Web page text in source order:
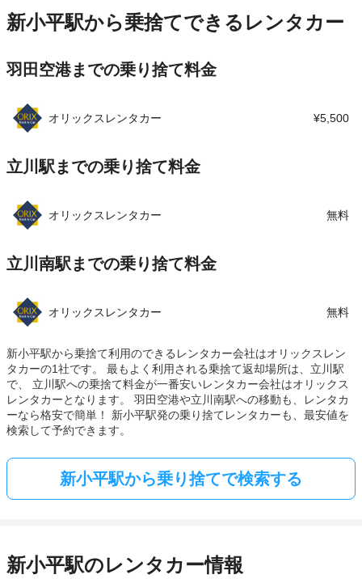
アクセス 鷹の台駅より徒歩で約10分（送迎なし）
店舗詳細 店舗詳細ページはこちら
新小平駅から乗捨てできるレンタカー
羽田空港までの乗り捨て料金
オリックスレンタカー ¥5,500
立川駅までの乗り捨て料金
オリックスレンタカー 無料
立川南駅までの乗り捨て料金
オリックスレンタカー 無料
新小平駅から乗捨て利用のできるレンタカー会社はオリックスレン
タカーの1社です。 最もよく利用される乗捨て返却場所は、立川駅
で、 立川駅への乗捨て料金が一番安いレンタカー会社はオリックス
レンタカーとなります。 羽田空港や立川南駅への移動も、レンタカ
ーなら格安で簡単！ 新小平駅発の乗り捨てレンタカーも、最安値を
検索して予約できます。
新小平駅から乗り捨てで検索する
新小平駅のレンタカー情報